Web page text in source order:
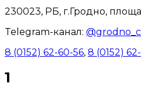
230023, РБ, г.Гродно,
Telegram-канал:
8 (0152) 62-60-56, 8 (0152)
1